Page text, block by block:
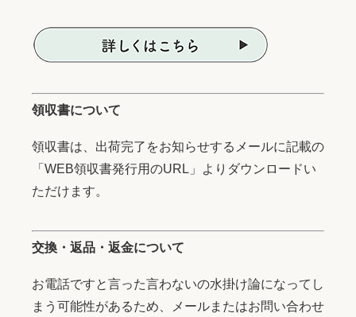
領収書について
領収書は、出荷完了をお知らせするメールに記載の
「WEB領収書発行用のURL」よりダウンロードい
ただけます。
交換・返品・返金について
お電話ですと言った言わないの水掛け論になってし
まう可能性があるため、メールまたはお問い合わせ